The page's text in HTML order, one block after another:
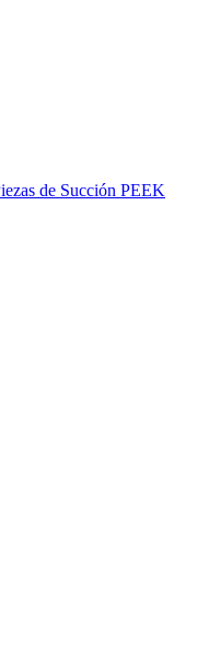
de Succión PEEK